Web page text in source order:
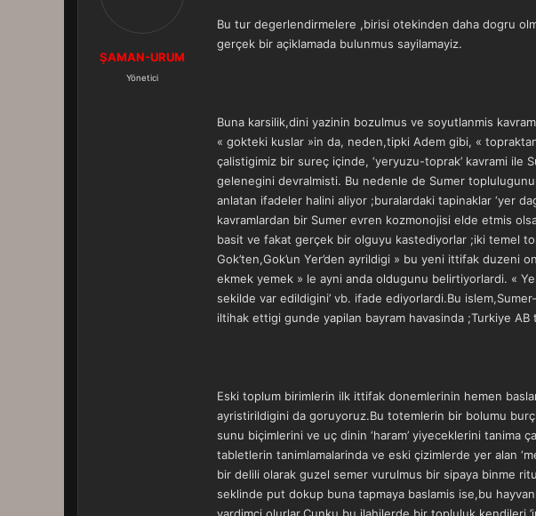
b
l
ŞAMAN-URUM
Yönetici
Bu tur degerlendirmelere ,birisi otekinden daha dogru
gerçek bir açiklamada bulunmus sayilamayiz.
Buna karsilik,dini yazinin bozulmus ve soyutlanmis
« gokteki kuslar »in da, neden,tipki Adem gibi, «
çalistigimiz bir sureç içinde, ‘yeryuzu-toprak’ kavrami ile
gelenegini devralmisti. Bu nedenle de Sumer
anlatan ifadeler halini aliyor ;buralardaki tapinaklar ‘yer
kavramlardan bir Sumer evren kozmonojisi elde etmis
basit ve fakat gerçek bir olguyu kastediyorlar ;iki temel
Gok’ten,Gok’un Yer’den ayrildigi » bu yeni ittifak
ekmek yemek » le ayni anda oldugunu belirtiyorlardi. «
sekilde var edildigini’ vb. ifade ediyorlardi.Bu
iltihak ettigi gunde yapilan bayram havasinda ;Turkiye
Eski toplum birimlerin ilk ittifak donemlerinin hemen
ayristirildigini da goruyoruz.Bu totemlerin bir bolumu
sunu biçimlerini ve uç dinin ‘haram’ yiyeceklerini tanima
tabletlerin tanimlamalarinda ve eski çizimlerde yer alan
bir delili olarak guzel semer vurulmus bir sipaya binme
seklinde put dokup buna tapmaya baslamis ise,bu